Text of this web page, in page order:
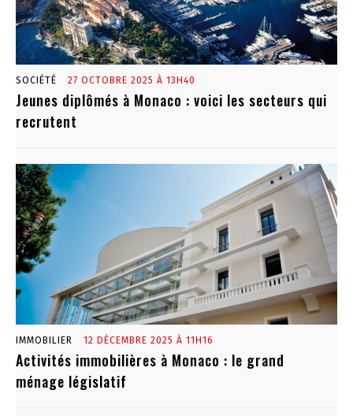
SOCIÉTÉ 27 OCTOBRE 2025 À 13H40
Jeunes diplômés à Monaco : voici les secteurs qui
recrutent
IMMOBILIER 12 DÉCEMBRE 2025 À 11H16
Activités immobilières à Monaco : le grand
ménage législatif